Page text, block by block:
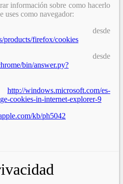
información sobre como hacerlo
uses como navegador:
desde
products/firefox/cookies
desde
bin/answer.py?
http://windows.microsoft.com/es-
cookies-in-internet-explorer-9
kb/ph5042